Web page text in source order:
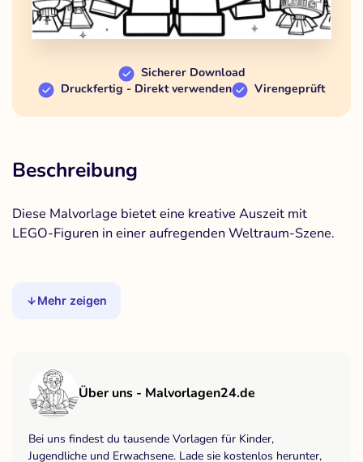
Sicherer Download
Druckfertig - Direkt verwenden
Virengeprüft
Beschreibung
Diese Malvorlage bietet eine kreative Auszeit mit
LEGO-Figuren in einer aufregenden Weltraum-Szene.
Mehr zeigen
Über uns - Malvorlagen24.de
Bei uns findest du tausende Vorlagen für Kinder,
Jugendliche und Erwachsene. Lade sie kostenlos herunter,